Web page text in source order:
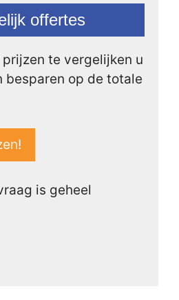
offertes
te vergelijken u
besparen op de totale
is geheel